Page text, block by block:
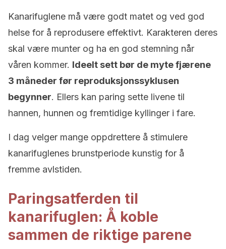
Kanarifuglene må være godt matet og ved god
helse for å reprodusere effektivt. Karakteren deres
skal være munter og ha en god stemning når
våren kommer. Ideelt sett bør de myte fjærene
3 måneder før reproduksjonssyklusen
begynner. Ellers kan paring sette livene til
hannen, hunnen og fremtidige kyllinger i fare.
I dag velger mange oppdrettere å stimulere
kanarifuglenes brunstperiode kunstig for å
fremme avlstiden.
Paringsatferden til
kanarifuglen: Å koble
sammen de riktige parene